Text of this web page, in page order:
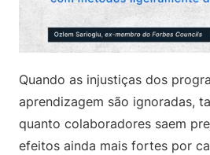
Quando as injustiças dos
aprendizagem são ignoradas,
quanto colaboradores saem
efeitos ainda mais fortes por